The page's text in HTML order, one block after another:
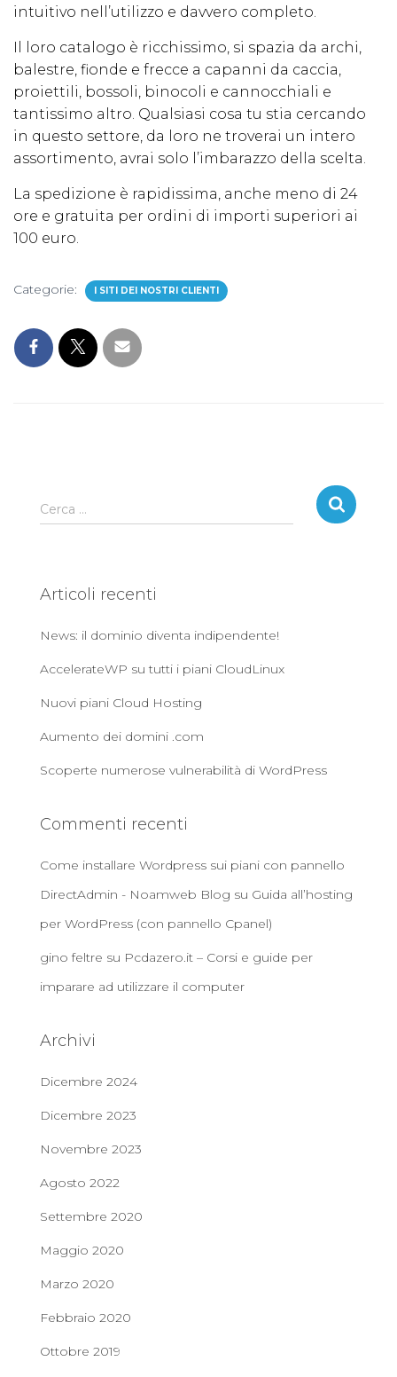
intuitivo nell’utilizzo e davvero completo.
Il loro catalogo è ricchissimo, si spazia da archi,
balestre, fionde e frecce a capanni da caccia,
proiettili, bossoli, binocoli e cannocchiali e
tantissimo altro. Qualsiasi cosa tu stia cercando
in questo settore, da loro ne troverai un intero
assortimento, avrai solo l’imbarazzo della scelta.
La spedizione è rapidissima, anche meno di 24
ore e gratuita per ordini di importi superiori ai
100 euro.
Categorie: I SITI DEI NOSTRI CLIENTI
R
i
c
p
r
:
Cerca …
Articoli recenti
News: il dominio diventa indipendente!
AccelerateWP su tutti i piani CloudLinux
Nuovi piani Cloud Hosting
Aumento dei domini .com
Scoperte numerose vulnerabilità di WordPress
Commenti recenti
Come installare Wordpress sui piani con pannello
DirectAdmin - Noamweb Blog su Guida all’hosting
per WordPress (con pannello Cpanel)
gino feltre su Pcdazero.it – Corsi e guide per
imparare ad utilizzare il computer
Archivi
Dicembre 2024
Dicembre 2023
Novembre 2023
Agosto 2022
Settembre 2020
Maggio 2020
Marzo 2020
Febbraio 2020
Ottobre 2019